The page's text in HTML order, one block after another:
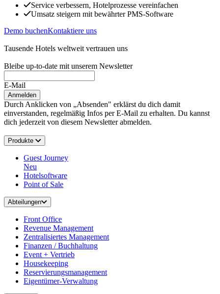
Service verbessern, Hotelprozesse vereinfachen
Umsatz steigern mit bewährter PMS-Software
Demo buchenKontaktiere uns
Tausende Hotels weltweit vertrauen uns
Bleibe up-to-date mit unserem Newsletter
E-Mail
Anmelden
Durch Anklicken von „Absenden" erklärst du dich damit
einverstanden, regelmäßig Infos per E-Mail zu erhalten. Du kannst
dich jederzeit von diesem Newsletter abmelden.
Produkte
Guest Journey
Neu
Hotelsoftware
Point of Sale
Abteilungen
Front Office
Revenue Management
Zentralisiertes Management
Finanzen / Buchhaltung
Event + Vertrieb
Housekeeping
Reservierungsmanagement
Eigentümer-Verwaltung